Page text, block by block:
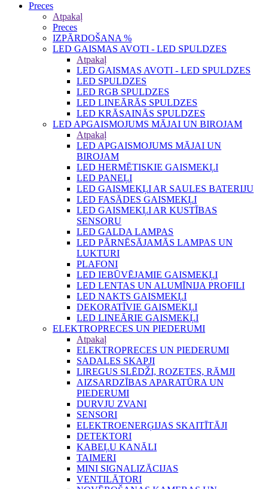
Preces
Atpakaļ
Preces
IZPĀRDOŠANA %
LED GAISMAS AVOTI - LED SPULDZES
Atpakaļ
LED GAISMAS AVOTI - LED SPULDZES
LED SPULDZES
LED RGB SPULDZES
LED LINEĀRĀS SPULDZES
LED KRĀSAINĀS SPULDZES
LED APGAISMOJUMS MĀJAI UN BIROJAM
Atpakaļ
LED APGAISMOJUMS MĀJAI UN
BIROJAM
LED HERMĒTISKIE GAISMEKĻI
LED PANEĻI
LED GAISMEKĻI AR SAULES BATERIJU
LED FASĀDES GAISMEKĻI
LED GAISMEKĻI AR KUSTĪBAS
SENSORU
LED GALDA LAMPAS
LED PĀRNĒSĀJAMĀS LAMPAS UN
LUKTURI
PLAFONI
LED IEBŪVĒJAMIE GAISMEKĻI
LED LENTAS UN ALUMĪNIJA PROFILI
LED NAKTS GAISMEKĻI
DEKORATĪVIE GAISMEKĻI
LED LINEĀRIE GAISMEKĻI
ELEKTROPRECES UN PIEDERUMI
Atpakaļ
ELEKTROPRECES UN PIEDERUMI
SADALES SKAPJI
LIREGUS SLĒDŽI, ROZETES, RĀMJI
AIZSARDZĪBAS APARATŪRA UN
PIEDERUMI
DURVJU ZVANI
SENSORI
ELEKTROENERĢIJAS SKAITĪTĀJI
DETEKTORI
KABEĻU KANĀLI
TAIMERI
MINI SIGNALIZĀCIJAS
VENTILĀTORI